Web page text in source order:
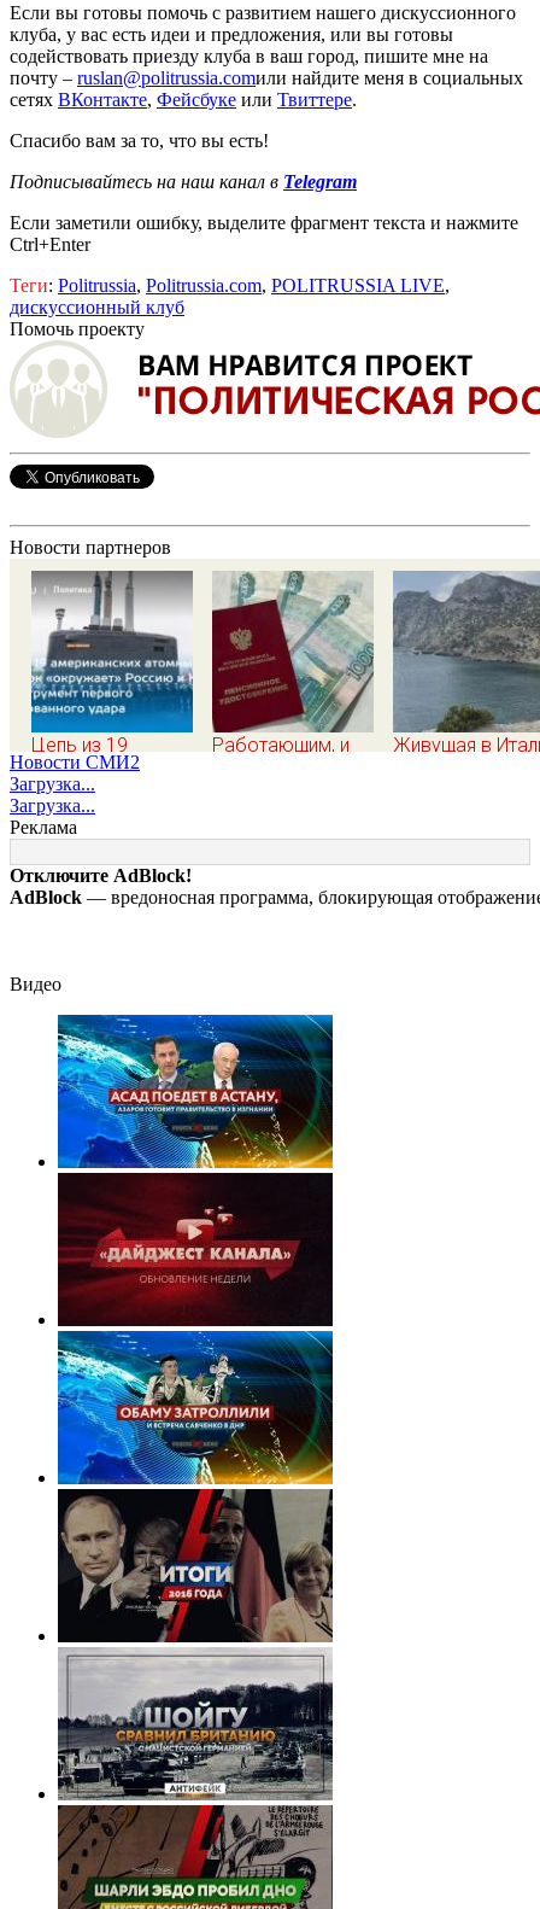
Если вы готовы помочь с развитием нашего дискуссионного
клуба, у вас есть идеи и предложения, или вы готовы
содействовать приезду клуба в ваш город, пишите мне на
почту – ruslan@politrussia.comили найдите меня в социальных
сетях ВКонтакте, Фейсбуке или Твиттере.
Спасибо вам за то, что вы есть!
Подписывайтесь на наш канал в Telegram
Если заметили ошибку, выделите фрагмент текста и нажмите
Ctrl+Enter
Теги: Politrussia, Politrussia.com, POLITRUSSIA LIVE,
дискуссионный клуб
Помочь проекту
Новости партнеров
Цепь из 19
американских
атомных подлодок
«окружает»
Россию и Китай: это
инструмент
первого
Работающим, и
пенсионерам в
сентябре -
PrimaMedia.ru
Живущая в
Новости СМИ2
Загрузка...
Загрузка...
Реклама
Отключите AdBlock!
AdBlock — вредоносная программа, блокирующая
Видео